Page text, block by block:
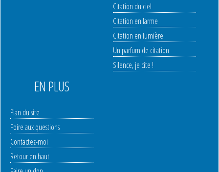
Citation du ciel
Citation en larme
Citation en lumière
Un parfum de citation
Silence, je cite !
EN PLUS
Plan du site
Foire aux questions
Contactez-moi
Retour en haut